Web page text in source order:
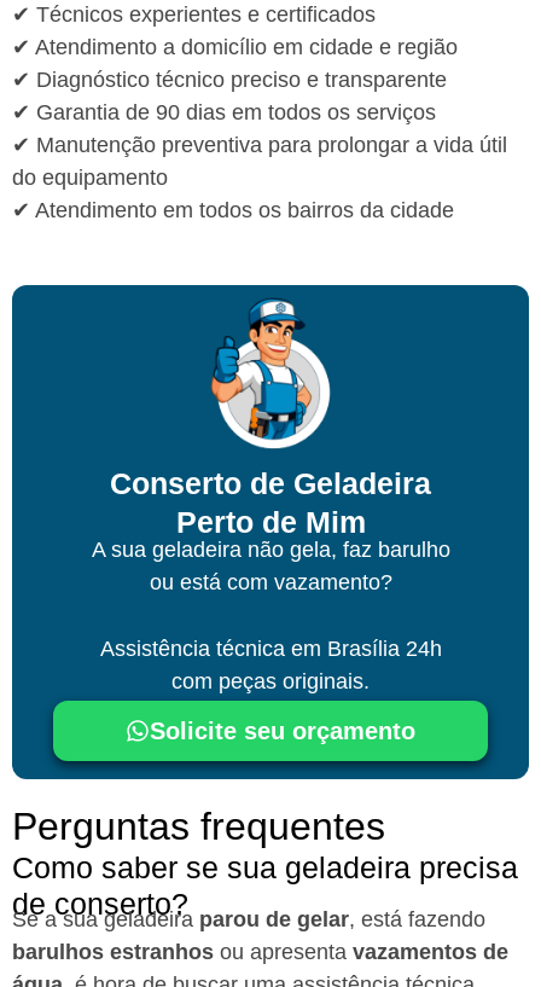
✔ Técnicos experientes e certificados
✔ Atendimento a domicílio em cidade e região
✔ Diagnóstico técnico preciso e transparente
✔ Garantia de 90 dias em todos os serviços
✔ Manutenção preventiva para prolongar a vida útil
do equipamento
✔ Atendimento em todos os bairros da cidade
Conserto de Geladeira
Perto de Mim
A sua geladeira não gela, faz barulho
ou está com vazamento?
Assistência técnica em Brasília24h
com peças originais.
Solicite seu orçamento
Perguntas frequentes
Como saber se sua geladeira precisa
de conserto?
Se a sua geladeira parou de gelar, está fazendo
barulhos estranhos ou apresenta vazamentos de